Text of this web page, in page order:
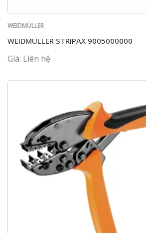
WEIDMÜLLER
WEIDMULLER STRIPAX 9005000000
Giá: Liên hệ